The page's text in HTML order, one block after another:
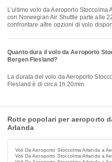
L’ultimo volo da Aeroporto Stoccolma Arlanda a Aeroporto Bergen Flesland
con Norwegian Air Shuttle parte alle
confrontare altre opzioni di volo
Quanto dura il volo da Aeroporto
Bergen Flesland?
La durata del volo da Aeroporto Stoccolma Arlanda a Aeroporto Bergen
Flesland è di circa 1h 20min.
Rotte popolari per aeroporto
Arlanda
Voli Da Aeroporto Stoccolma Arlanda a
Voli Da Aeroporto Stoccolma Arlanda a